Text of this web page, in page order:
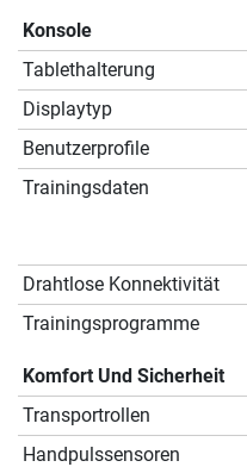
Konsole
Tablethalterung
Displaytyp
Benutzerprofile
Trainingsdaten
Drahtlose Konnektivität
Trainingsprogramme
Komfort Und Sicherheit
Transportrollen
Handpulssensoren